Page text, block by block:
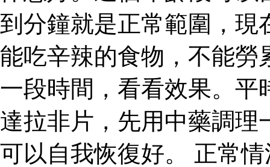
到分鐘就是正常範圍，現
能吃辛辣的食物，不能勞
一段時間，看看效果。平
達拉非片，先用中藥調理
可以自我恢復好。 正常